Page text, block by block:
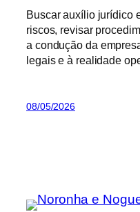
Buscar auxílio jurídico
riscos, revisar
a condução da
legais e à realidade
08/05/2026